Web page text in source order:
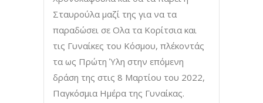
Σταυρούλα μαζί της για να τα
παραδώσει σε Ολα τα Κορίτσια και
τις Γυναίκες του Κόσμου, πλέκοντάς
τα ως Πρώτη Ύλη στην επόμενη
δράση της στις 8 Μαρτίου του 2022,
Παγκόσμια Ημέρα της Γυναίκας.